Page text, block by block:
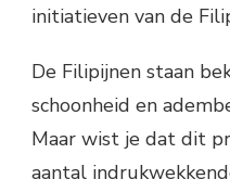
initiatieven van de
De Filipijnen staan
schoonheid en
Maar wist je dat dit
aantal